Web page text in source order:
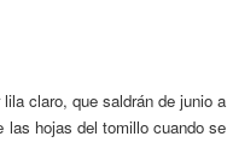
claro, que saldrán de junio a
las hojas del tomillo cuando se